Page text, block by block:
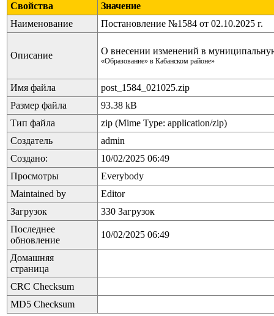
Свойства
Значение
Наименование
Постановление №1584 от 02.10.2025 г.
Описание О внесении изменений в
«Образование» в Кабанском районе»
Имя файла
post_1584_021025.zip
Размер файла
93.38 kB
Тип файла
zip (Mime Type: application/zip)
Создатель
admin
Создано:
10/02/2025 06:49
Просмотры
Everybody
Maintained by
Editor
Загрузок
330 Загрузок
Последнее
обновление
10/02/2025 06:49
Домашняя
страница
CRC Checksum
MD5 Checksum